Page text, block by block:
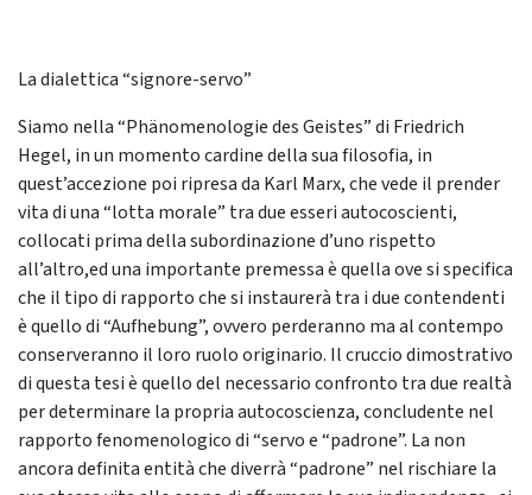
La dialettica “signore-servo”
Siamo nella “Phänomenologie des Geistes” di Friedrich
Hegel, in un momento cardine della sua filosofia, in
quest’accezione poi ripresa da Karl Marx, che vede il prender
vita di una “lotta morale” tra due esseri autocoscienti,
collocati prima della subordinazione d’uno rispetto
all’altro,ed una importante premessa è quella ove si specifica
che il tipo di rapporto che si instaurerà tra i due contendenti
è quello di “Aufhebung”, ovvero perderanno ma al contempo
conserveranno il loro ruolo originario. Il cruccio dimostrativo
di questa tesi è quello del necessario confronto tra due realtà
per determinare la propria autocoscienza, concludente nel
rapporto fenomenologico di “servo e “padrone”. La non
ancora definita entità che diverrà “padrone” nel rischiare la